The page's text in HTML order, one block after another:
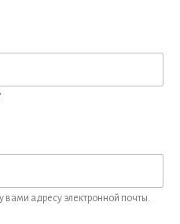
адресу электронной почты.